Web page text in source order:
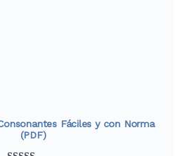
Fáciles y con Norma
(PDF)